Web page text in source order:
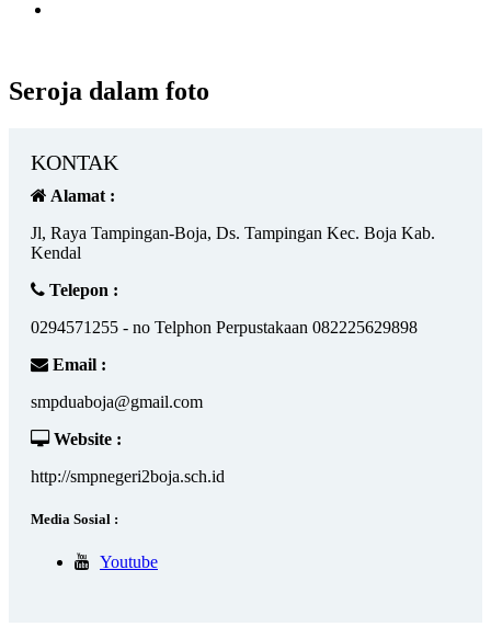
Seroja dalam foto
KONTAK
Alamat :
Jl, Raya Tampingan-Boja, Ds. Tampingan Kec. Boja Kab.
Kendal
Telepon :
0294571255 - no Telphon Perpustakaan 082225629898
Email :
smpduaboja@gmail.com
Website :
http://smpnegeri2boja.sch.id
Media Sosial :
Youtube